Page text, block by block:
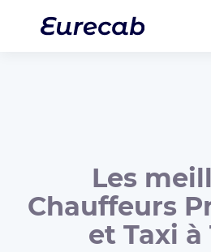
Les
Chauffeurs
et Taxi à